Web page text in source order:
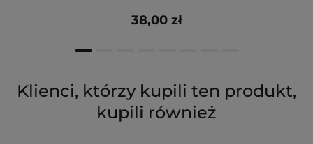
38,00 zł
Klienci, którzy kupili ten produkt,
kupili również